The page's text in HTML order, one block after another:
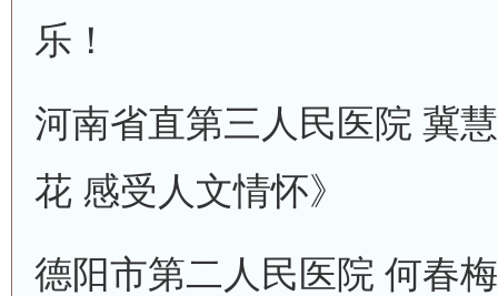
乐！
河南省直第三人民医院 冀
花 感受人文情怀》
德阳市第二人民医院 何春